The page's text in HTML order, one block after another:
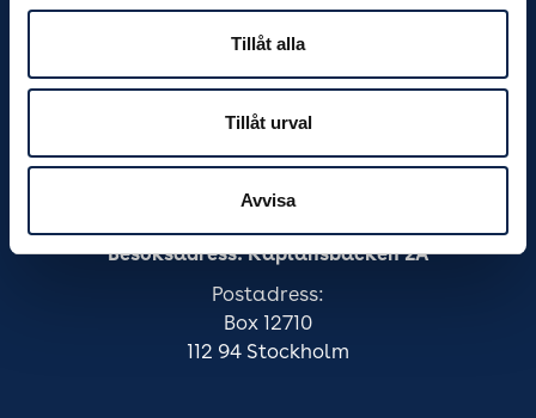
Tillåt alla
Tillåt urval
Avvisa
Råd och stöd
Om Scen & Film
Kakor
Dina personuppgifter
Besöksadress: Kaplansbacken 2A
Postadress:
Box 12710
112 94 Stockholm